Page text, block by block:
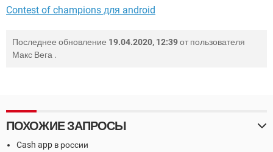
Contest of champions для android
Последнее обновление 19.04.2020, 12:39от пользователя
Макс Вега .
ПОХОЖИЕ ЗАПРОСЫ
Cash app в россии